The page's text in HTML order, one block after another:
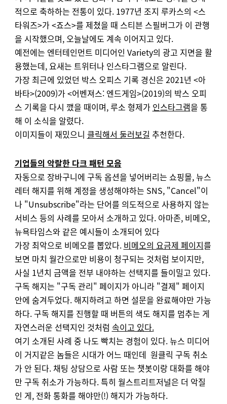
적으로 축하하는 전통이 있다. 1977년 조지 루카스의 <스
타워즈>가 <죠스>를 제쳤을 때 스티븐 스필버그가 이 관행
을 시작했으며, 오늘날에도 계속 이어지고 있다.
예전에는 엔터테인먼트 미디어인 Variety의 광고 지면을 활
용했는데, 요새는 트위터나 인스타그램으로 알린다.
가장 최근에 있었던 박스 오피스 기록 경신은 2021년 <아
바타>(2009)가 <어벤져스: 엔드게임>(2019)의 박스 오피
스 기록을 다시 깼을 때이며, 루소 형제가 인스타그램을 통
해 이 소식을 알렸다.
이미지들이 재밌으니 클릭해서 둘러보길 추천한다.
기업들의 악랄한 다크 패턴 모음
자동으로 장바구니에 구독 옵션을 넣어버리는 쇼핑몰, 뉴스
레터 해지를 위해 계정을 생성해야하는 SNS, "Cancel"이
나 "Unsubscribe"라는 단어를 의도적으로 사용하지 않는
서비스 등의 사례를 모아서 소개하고 있다. 아마존, 비메오,
뉴욕타임스와 같은 예시들이 소개되어 있다
가장 최악으로 비메오를 뽑았다. 비메오의 요금제 페이지를
보면 마치 월간으로만 비용이 청구되는 것처럼 보이지만,
사실 1년치 금액을 전부 내야하는 선택지를 들이밀고 있다.
구독 해지는 "구독 관리" 페이지가 아니라 "결제" 페이지
안에 숨겨두었다. 해지하려고 하면 설문을 완료해야만 가능
하다. 구독 해지를 진행할 때 버튼의 색도 해지를 멈추는 게
자연스러운 선택지인 것처럼 속이고 있다.
여기 소개된 사례 중 나도 빡치는 경험이 있다. 뉴스 미디어
이 거지같은 놈들은 시대가 어느 때인데 원클릭 구독 취소
가 안 된다. 채팅 상담으로 사람 또는 챗봇이랑 대화를 해야
만 구독 취소가 가능하다. 특히 월스트리트저널은 더 악질
인 게, 전화 통화를 해야만(!) 해지가 가능하다.